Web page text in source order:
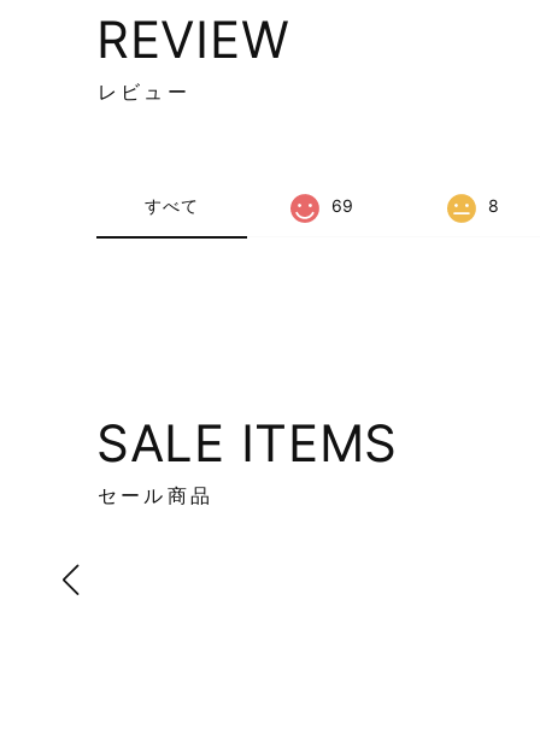
REVIEW
レビュー
すべて 69 8
SALE ITEMS
セール商品